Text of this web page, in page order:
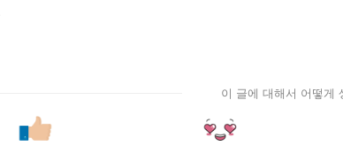
이 글에 대해서 어떻게